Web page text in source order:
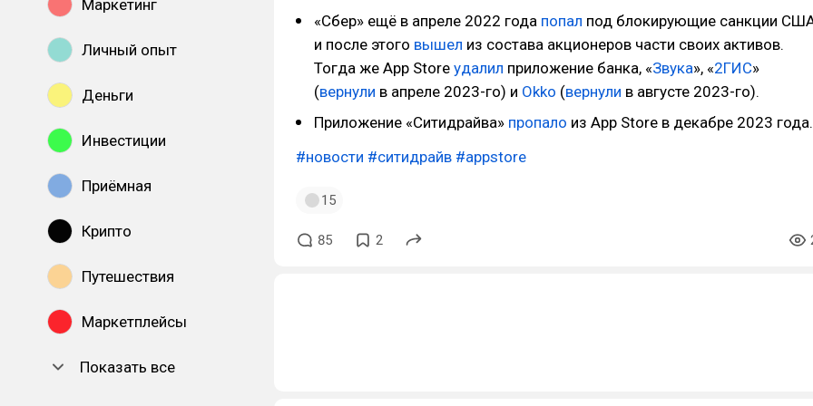
Маркетинг
Личный опыт
Деньги
Инвестиции
Приёмная
Крипто
Путешествия
Маркетплейсы
Показать все
«Сбер» ещё в апреле 2022 года попал под блокирующие санкции
и после этого вышел из состава акционеров части своих активов.
Тогда же App Store удалил приложение банка, «Звука», «2ГИС»
(вернули в апреле 2023-го) и Okko (вернули в августе 2023-го).
Приложение «Ситидрайва» пропало из App Store в декабре 2023 года.
#новости #ситидрайв #appstore
15
85 2